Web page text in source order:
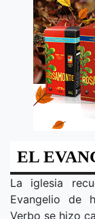
EL
La iglesia
Evangelio de
Verbo se hizo